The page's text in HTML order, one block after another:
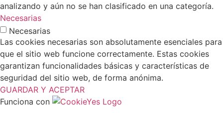
analizando y aún no se han clasificado en una categoría.
Necesarias
Necesarias
Las cookies necesarias son absolutamente esenciales para
que el sitio web funcione correctamente. Estas cookies
garantizan funcionalidades básicas y características de
seguridad del sitio web, de forma anónima.
GUARDAR Y ACEPTAR
Funciona con